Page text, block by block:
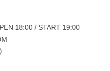
18:00 / START 19:00